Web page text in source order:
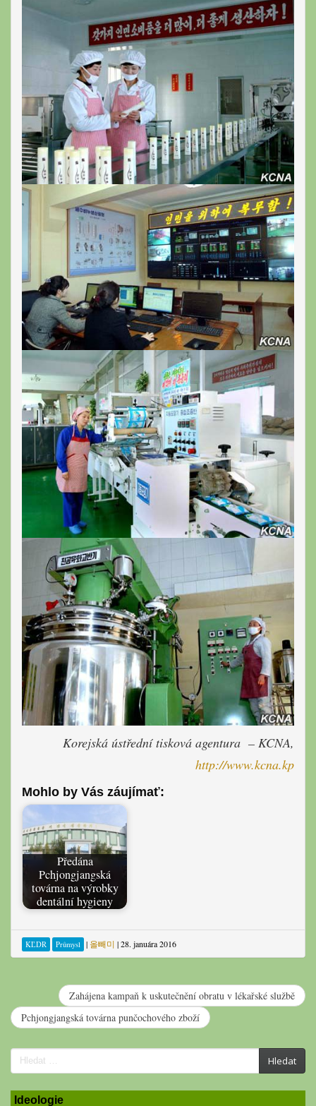
Korejská ústřední tisková agentura – KCNA,
http://www.kcna.kp
Mohlo by Vás záujímať:
Předána
Pchjongjangská
továrna na výrobky
dentální hygieny
KĽDR Průmysl | 올빼미 |28. januára 2016
Zahájena kampaň k uskutečnění obratu v lékařské službě
Pchjongjangská továrna punčochového zboží
Search
for:
Hledat
Ideologie